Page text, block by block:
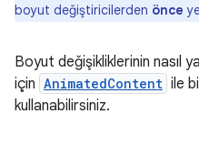
boyut değiştiricilerden önce
Boyut değişikliklerinin nasıl
için AnimatedContent ile
kullanabilirsiniz.